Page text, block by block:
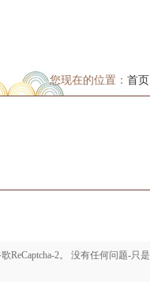
您现在的位置： 首页
ReCaptcha-2。 没有任何问题-只